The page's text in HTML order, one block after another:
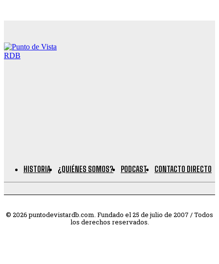
HISTORIA ¿QUIÉNES SOMOS? PODCAST CONTACTO DIRECTO
© 2026 puntodevistardb.com. Fundado el 25 de julio de 2007 / Todos
los derechos reservados.